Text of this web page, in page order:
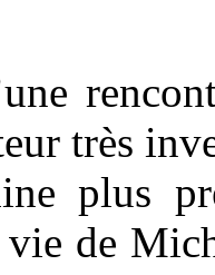
très
plus
vie de